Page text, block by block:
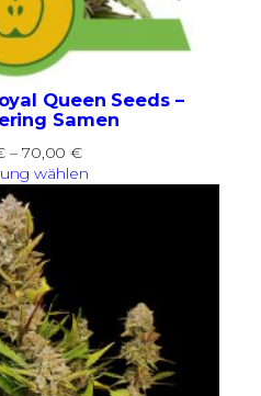
Queen Seeds –
Samen
– 70,00€Preisspanne:
25,00 €
wählen